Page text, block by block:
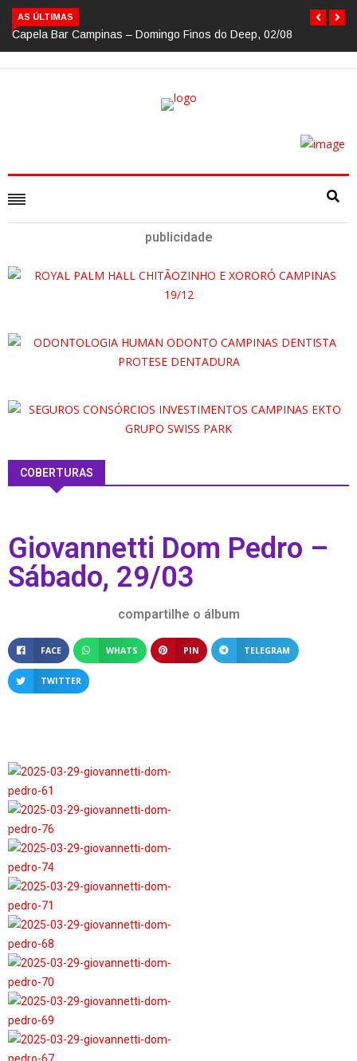
AS ÚLTIMAS
Capela Bar Campinas – Domingo Finos do Deep, 02/08
publicidade
COBERTURAS
Giovannetti Dom Pedro –
Sábado, 29/03
compartilhe o álbum
FACE WHATS PIN TELEGRAM
TWITTER